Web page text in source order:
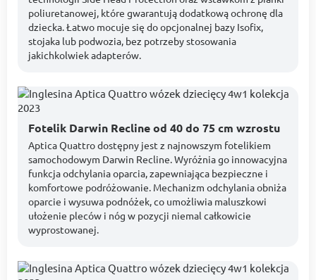
poliuretanowej, które gwarantują dodatkową ochronę dla
dziecka. Łatwo mocuje się do opcjonalnej bazy Isofix,
stojaka lub podwozia, bez potrzeby stosowania
jakichkolwiek adapterów.
Fotelik Darwin Recline od 40 do 75 cm wzrostu
Aptica Quattro dostępny jest z najnowszym fotelikiem
samochodowym Darwin Recline. Wyróżnia go innowacyjna
funkcja odchylania oparcia, zapewniająca bezpieczne i
komfortowe podróżowanie. Mechanizm odchylania obniża
oparcie i wysuwa podnóżek, co umożliwia maluszkowi
ułożenie pleców i nóg w pozycji niemal całkowicie
wyprostowanej.